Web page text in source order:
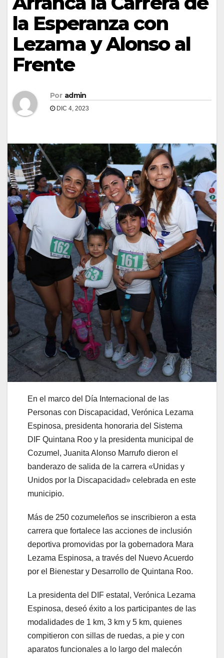
la Esperanza con
Lezama y Alonso al
Frente
Por admin
DIC 4, 2023
En el marco del Día Internacional de las
Personas con Discapacidad, Verónica Lezama
Espinosa, presidenta honoraria del Sistema
DIF Quintana Roo y la presidenta municipal de
Cozumel, Juanita Alonso Marrufo dieron el
banderazo de salida de la carrera «Unidas y
Unidos por la Discapacidad» celebrada en este
municipio.
Más de 250 cozumeleños se inscribieron a esta
carrera que fortalece las acciones de inclusión
deportiva promovidas por la gobernadora Mara
Lezama Espinosa, a través del Nuevo Acuerdo
por el Bienestar y Desarrollo de Quintana Roo.
La presidenta del DIF estatal, Verónica Lezama
Espinosa, deseó éxito a los participantes de las
modalidades de 1 km, 3 km y 5 km, quienes
compitieron con sillas de ruedas, a pie y con
aparatos funcionales a lo largo del malecón